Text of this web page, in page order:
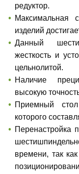
редуктор.
Максимальная
изделий
Данный
жесткость и
цельнолитой.
Наличие
высокую
Приемный
которого
Перенастройка
времени, так